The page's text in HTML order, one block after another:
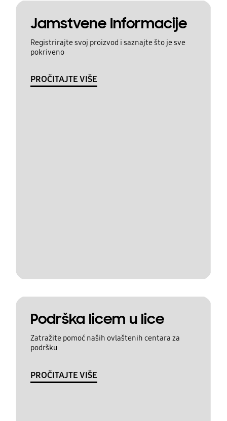
Jamstvene Informacije
Registrirajte svoj proizvod i saznajte što je sve
pokriveno
PROČITAJTE VIŠE
Podrška licem u lice
Zatražite pomoć naših ovlaštenih centara za
podršku
PROČITAJTE VIŠE